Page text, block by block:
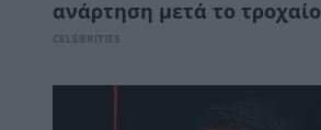
ανάρτηση μετά το τροχαίο
CELEBRITIES